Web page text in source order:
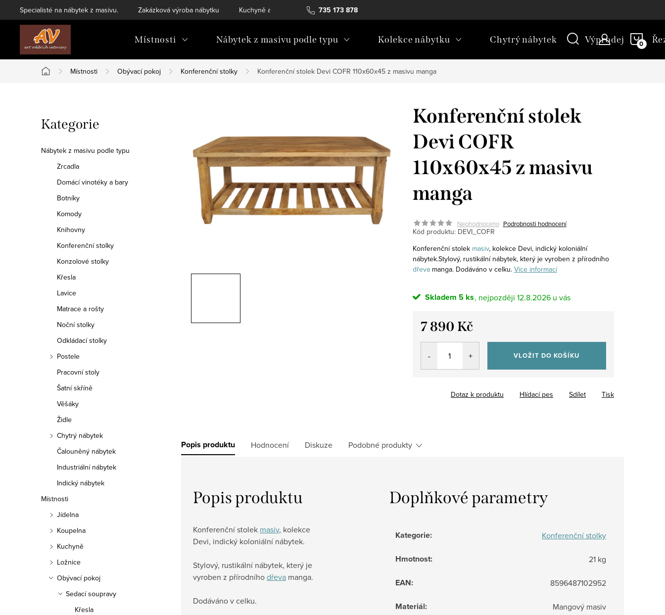
na
735 173 878
Specialisté na nábytek z masivu. Zakázková výroba nábytku Kuchyně a vestavný nábytek Katalogy ke stažení
Místnosti Nábytek z masivu podle typu Kolekce nábytku Chytrý nábytek Výprodej
Domů
Místnosti Obývací pokoj Konferenční stolky Konferenční stolek Devi COFR 110x60x45 z masivu manga
o
s
Přeskočit
kategorie
Kategorie
Nábytek z masivu podle typu
Zrcadla
Domácí vinotéky a bary
Botníky
Komody
Knihovny
Konferenční stolky
Konzolové stolky
Křesla
Lavice
Matrace a rošty
Noční stolky
Odkládací stolky
Postele
Pracovní stoly
Šatní skříně
Věšáky
Židle
Chytrý nábytek
Čalouněný nábytek
Industriální nábytek
Indický nábytek
Místnosti
Jídelna
Koupelna
Kuchyně
Ložnice
Obývací pokoj
Sedací soupravy
Křesla
Konferenční stolek
Devi COFR
110x60x45 z masivu
manga
Neohodnoceno Podrobnosti hodnocení
Kód produktu: DEVI_COFR
Konferenční stolek masiv, kolekce Devi, indický koloniální
nábytek.Stylový, rustikální nábytek, který je vyroben z přírodního
dřevamanga. Dodáváno v celku. Více informací
Skladem 5 ks 12.8.2026
7 890 Kč
Měrná
VLOŽIT DO KOŠÍKU
Tisk
Dotaz k produktu Hlídací pes Sdílet
Popis produktu Hodnocení Diskuze Podobné produkty
Popis produktu
Konferenční stolek masiv, kolekce
Devi, indický koloniální nábytek.
Stylový, rustikální nábytek, který je
vyroben z přírodníhodřeva manga.
Dodáváno v celku.
Doplňkové parametry
Kategorie: Konferenční stolky
Hmotnost: 21 kg
EAN: 8596487102952
Materiál: Mangový masiv